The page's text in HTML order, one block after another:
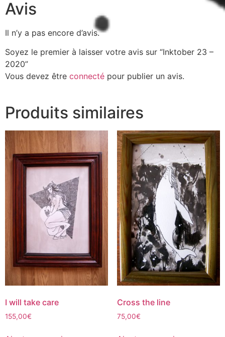
Avis
Il n’y a pas encore d’avis.
Soyez le premier à laisser votre avis sur “Inktober 23 –
2020”
Vous devez être connecté pour publier un avis.
Produits similaires
I will take care
155,00€
Cross the line
75,00€